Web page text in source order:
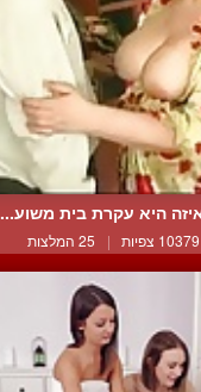
היא עקרת בית משוע...
10379 צפיות | 25 המלצות